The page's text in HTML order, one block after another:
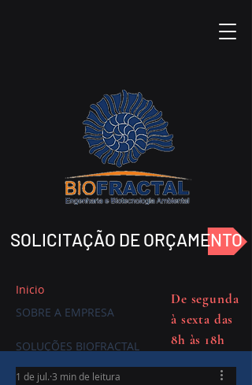
SOLICITAÇÃO DE ORÇAMENTO
De segunda
à sexta das
8h às 18h
Inicio
SOBRE A EMPRESA
SOLUÇÕES BIOFRACTAL
1 de jul. 3 min de leitura